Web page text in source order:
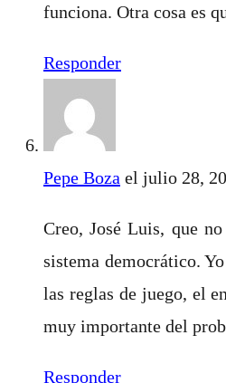
funciona. Otra cosa es
Responder
Pepe Boza el julio 28,
Creo, José Luis, que
sistema democrático.
las reglas de juego, el
muy importante del
Responder